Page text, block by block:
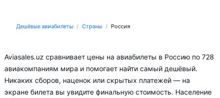
Дешёвые авиабилеты Страны Россия
Aviasales.uz сравнивает цены на авиабилеты в Россию по 728
авиакомпаниям мира и помогает найти самый дешёвый.
Никаких сборов, наценок или скрытых платежей — на
экране билета вы увидите финальную стоимость. Население